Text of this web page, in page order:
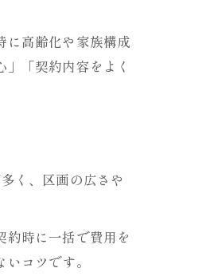
に高齢化や家族構成
「契約内容をよく
く、区画の広さや
時に一括で費用を
コツです。